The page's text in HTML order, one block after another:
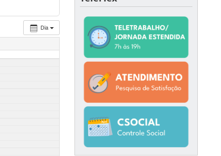
Dia